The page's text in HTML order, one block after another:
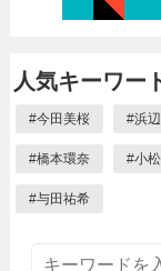
人気キーワー
#今田美桜 #浜
#橋本環奈 #小
#与田祐希